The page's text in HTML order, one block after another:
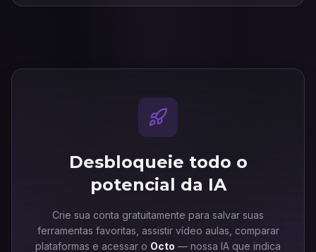
Desbloqueie todo o
potencial da IA
Crie sua conta gratuitamente para salvar suas
ferramentas favoritas, assistir vídeo aulas, comparar
plataformas e acessar o Octo — nossa IA que indica